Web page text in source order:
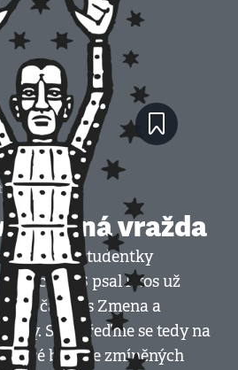
vražda
studentky
roce 1976 psal letos už
časopis Zmena a
Soustřeďme se tedy na
byly ve zmíněných